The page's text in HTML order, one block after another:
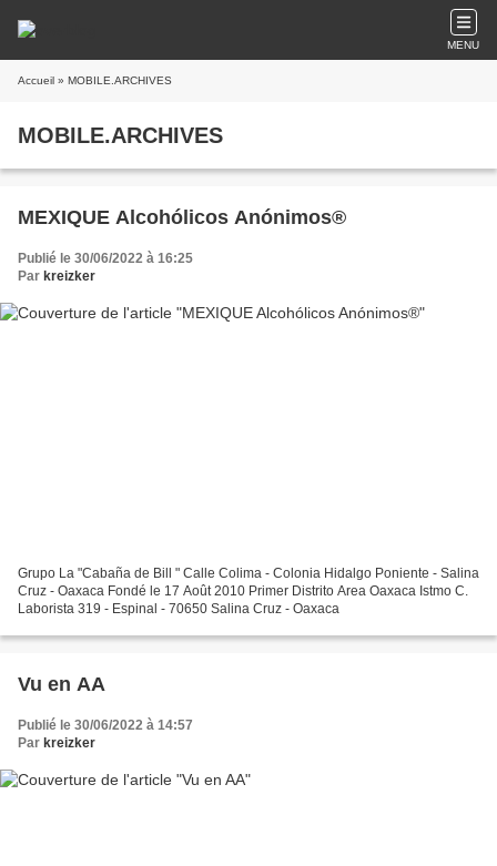
MENU
Accueil » MOBILE.ARCHIVES
MOBILE.ARCHIVES
MEXIQUE Alcohólicos Anónimos®
Publié le 30/06/2022 à 16:25
Par kreizker
Grupo La "Cabaña de Bill " Calle Colima - Colonia Hidalgo Poniente - Salina
Cruz - Oaxaca Fondé le 17 Août 2010 Primer Distrito Area Oaxaca Istmo C.
Laborista 319 - Espinal - 70650 Salina Cruz - Oaxaca
Vu en AA
Publié le 30/06/2022 à 14:57
Par kreizker